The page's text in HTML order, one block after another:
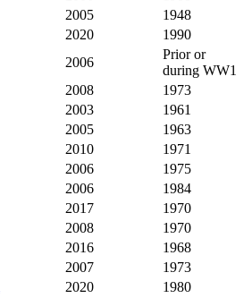
2005
1948
2020
1990
2006
Prior or
during WW1
2008
1973
2003
1961
2005
1963
2010
1971
2006
1975
2006
1984
2017
1970
2008
1970
2016
1968
2007
1973
2020
1980